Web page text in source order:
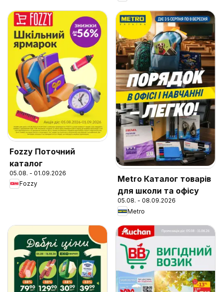
Fozzy Поточний
каталог
05.08. - 01.09.2026
Fozzy
Metro Каталог товарів
для школи та офісу
05.08. - 08.09.2026
Metro